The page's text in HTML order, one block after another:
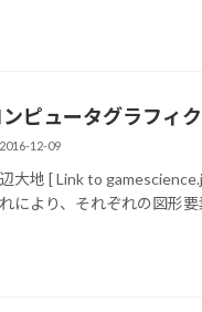
ンピュータグラフィ
2016-12-09
大地 [ Link to
により、それぞれの図形